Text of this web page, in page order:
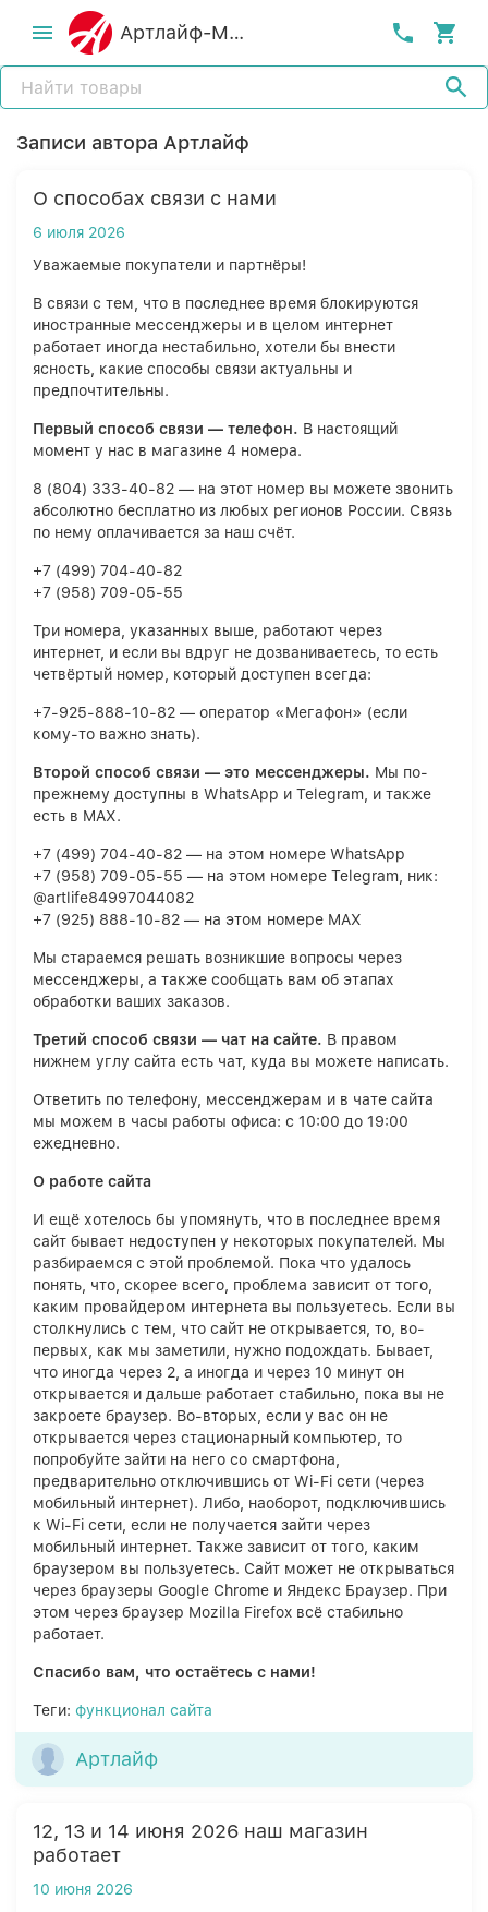
Артлайф-MСК
Записи автора Артлайф
О способах связи с нами
6 июля 2026
Уважаемые покупатели и партнёры!
В связи с тем, что в последнее время блокируются
иностранные мессенджеры и в целом интернет
работает иногда нестабильно, хотели бы внести
ясность, какие способы связи актуальны и
предпочтительны.
Первый способ связи — телефон. В настоящий
момент у нас в магазине 4 номера.
8 (804) 333-40-82 — на этот номер вы можете звонить
абсолютно бесплатно из любых регионов России. Связь
по нему оплачивается за наш счёт.
+7 (499) 704-40-82
+7 (958) 709-05-55
Три номера, указанных выше, работают через
интернет, и если вы вдруг не дозваниваетесь, то есть
четвёртый номер, который доступен всегда:
+7-925-888-10-82 — оператор «Мегафон» (если
кому-то важно знать).
Второй способ связи — это мессенджеры. Мы по-
прежнему доступны в WhatsApp и Telegram, и также
есть в MAX.
+7 (499) 704-40-82 — на этом номере WhatsApp
+7 (958) 709-05-55 — на этом номере Telegram, ник:
@artlife84997044082
+7 (925) 888-10-82 — на этом номере MAX
Мы стараемся решать возникшие вопросы через
мессенджеры, а также сообщать вам об этапах
обработки ваших заказов.
Третий способ связи — чат на сайте. В правом
нижнем углу сайта есть чат, куда вы можете написать.
Ответить по телефону, мессенджерам и в чате сайта
мы можем в часы работы офиса: с 10:00 до 19:00
ежедневно.
О работе сайта
И ещё хотелось бы упомянуть, что в последнее время
сайт бывает недоступен у некоторых покупателей. Мы
разбираемся с этой проблемой. Пока что удалось
понять, что, скорее всего, проблема зависит от того,
каким провайдером интернета вы пользуетесь. Если вы
столкнулись с тем, что сайт не открывается, то, во-
первых, как мы заметили, нужно подождать. Бывает,
что иногда через 2, а иногда и через 10 минут он
открывается и дальше работает стабильно, пока вы не
закроете браузер. Во-вторых, если у вас он не
открывается через стационарный компьютер, то
попробуйте зайти на него со смартфона,
предварительно отключившись от Wi-Fi сети (через
мобильный интернет). Либо, наоборот, подключившись
к Wi-Fi сети, если не получается зайти через
мобильный интернет. Также зависит от того, каким
браузером вы пользуетесь. Сайт может не открываться
через браузеры Google Chrome и Яндекс Браузер. При
этом через браузер Mozilla Firefox всё стабильно
работает.
Спасибо вам, что остаётесь с нами!
Теги: функционал сайта
Артлайф
12, 13 и 14 июня 2026 наш магазин
работает
10 июня 2026